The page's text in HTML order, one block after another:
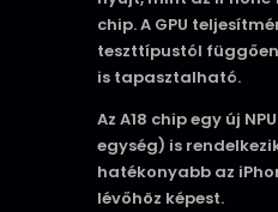
chip. A GPU
teszttípustól
is tapasztalható.
Az A18 chip egy új
egység) is
hatékonyabb az
lévőhöz képest.